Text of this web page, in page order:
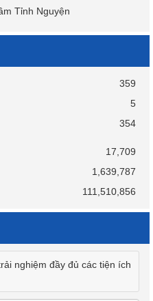
359
5
354
17,709
1,639,787
111,510,856
nghiệm đầy đủ các tiện ích